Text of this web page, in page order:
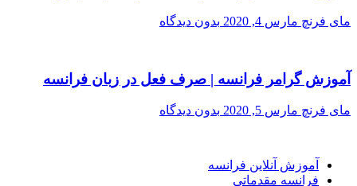
مای فرنچ مارس 4, 2020 بدون دیدگاه
آموزش گرامر فرانسه | صرف فعل در زبان فرانسه
مای فرنچ مارس 5, 2020 بدون دیدگاه
آموزش آنلاین فرانسه
فرانسه مقدماتی